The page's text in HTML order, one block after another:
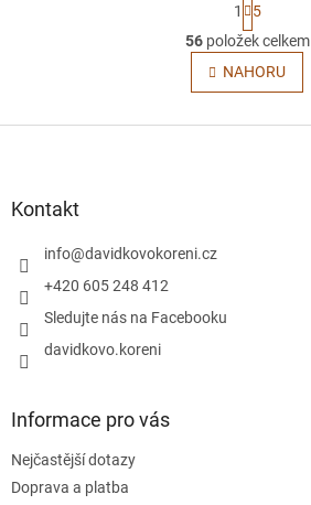
O
v
l
á
t
r
á
n
k
v
1
5
56položek celkem
NAHORU
Kontakt
info@davidkovokoreni.cz
+420 605 248 412
Sledujte nás na Facebooku
davidkovo.koreni
Informace pro vás
Nejčastější dotazy
Doprava a platba